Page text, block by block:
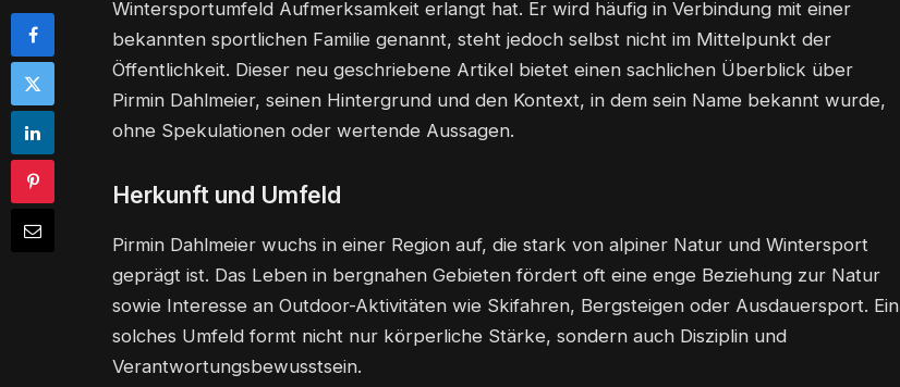
Wintersportumfeld Aufmerksamkeit erlangt hat. Er wird häufig in Verbindung mit einer
bekannten sportlichen Familie genannt, steht jedoch selbst nicht im Mittelpunkt der
Öffentlichkeit. Dieser neu geschriebene Artikel bietet einen sachlichen Überblick über
Pirmin Dahlmeier, seinen Hintergrund und den Kontext, in dem sein Name bekannt wurde,
ohne Spekulationen oder wertende Aussagen.
Herkunft und Umfeld
Pirmin Dahlmeier wuchs in einer Region auf, die stark von alpiner Natur und Wintersport
geprägt ist. Das Leben in bergnahen Gebieten fördert oft eine enge Beziehung zur Natur
sowie Interesse an Outdoor-Aktivitäten wie Skifahren, Bergsteigen oder Ausdauersport. Ein
solches Umfeld formt nicht nur körperliche Stärke, sondern auch Disziplin und
Verantwortungsbewusstsein.